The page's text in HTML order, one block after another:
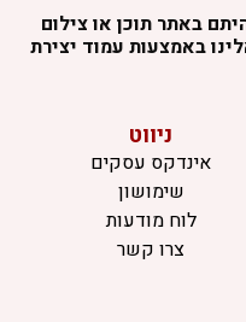
באתר תוכן או צילום
באמצעות עמוד יצירת
ניווט
אינדקס עסקים
שימושון
לוח מודעות
צרו קשר